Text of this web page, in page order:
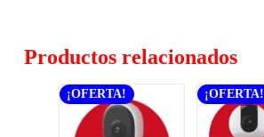
Productos relacionados
¡OFERTA! ¡OFERTA!